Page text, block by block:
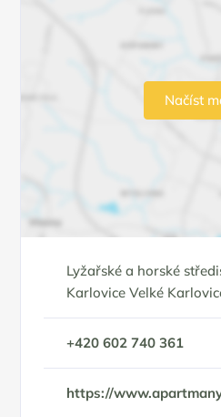
Načíst
Lyžařské a horské
Karlovice Velké
+420 602 740 361
https://